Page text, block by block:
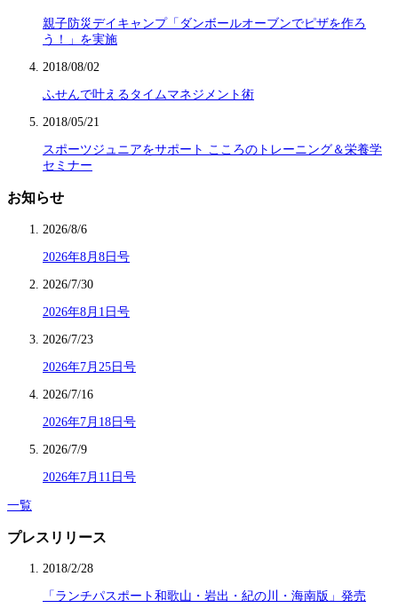
親子防災デイキャンプ「ダンボールオーブンでピザを作ろ
う！」を実施
2018/08/02
ふせんで叶えるタイムマネジメント術
2018/05/21
スポーツジュニアをサポート こころのトレーニング＆栄養学
セミナー
お知らせ
2026/8/6
2026年8月8日号
2026/7/30
2026年8月1日号
2026/7/23
2026年7月25日号
2026/7/16
2026年7月18日号
2026/7/9
2026年7月11日号
一覧
プレスリリース
2018/2/28
「ランチパスポート和歌山・岩出・紀の川・海南版」発売